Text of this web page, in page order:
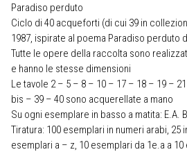
Paradiso perduto
Ciclo di 40 acqueforti (di cui 39 in
1987, ispirate al poema Paradiso perduto
Tutte le opere della raccolta sono
e hanno le stesse dimensioni
Le tavole 2 – 5 – 8 – 10 – 17 – 18 – 19 –
bis – 39 – 40 sono acquerellate a mano
Su ogni esemplare in basso a matita: E.A.
Tiratura: 100 esemplari in numeri arabi, 25
esemplari a – z, 10 esemplari da 1e.a a 10